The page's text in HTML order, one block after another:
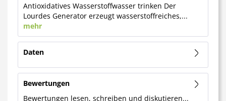
Antioxidatives Wasserstoffwasser trinken Der
Lourdes Generator erzeugt wasserstoffreiches,...
mehr
Daten
Bewertungen
Bewertungen lesen, schreiben und diskutieren...